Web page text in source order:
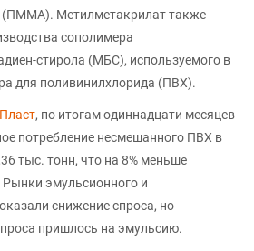
(ПММА). Метилметакрилат также
сополимера
стирола (МБС), используемого в
для поливинилхлорида (ПВХ).
, по итогам одиннадцати месяцев
потребление несмешанного ПВХ в
тыс. тонн, что на 8% меньше
Рынки эмульсионного и
снижение спроса, но
пришлось на эмульсию.